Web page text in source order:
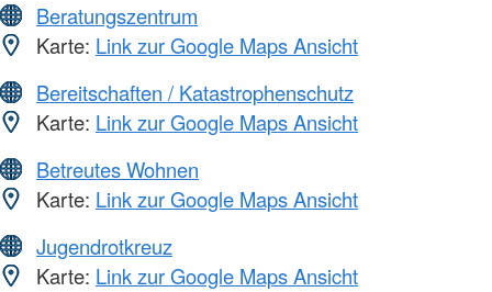
Beratungszentrum
Karte: Link zur Google Maps Ansicht
Bereitschaften / Katastrophenschutz
Karte: Link zur Google Maps Ansicht
Betreutes Wohnen
Karte: Link zur Google Maps Ansicht
Jugendrotkreuz
Karte: Link zur Google Maps Ansicht